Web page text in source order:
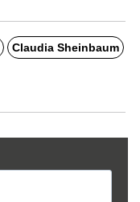
Claudia Sheinbaum